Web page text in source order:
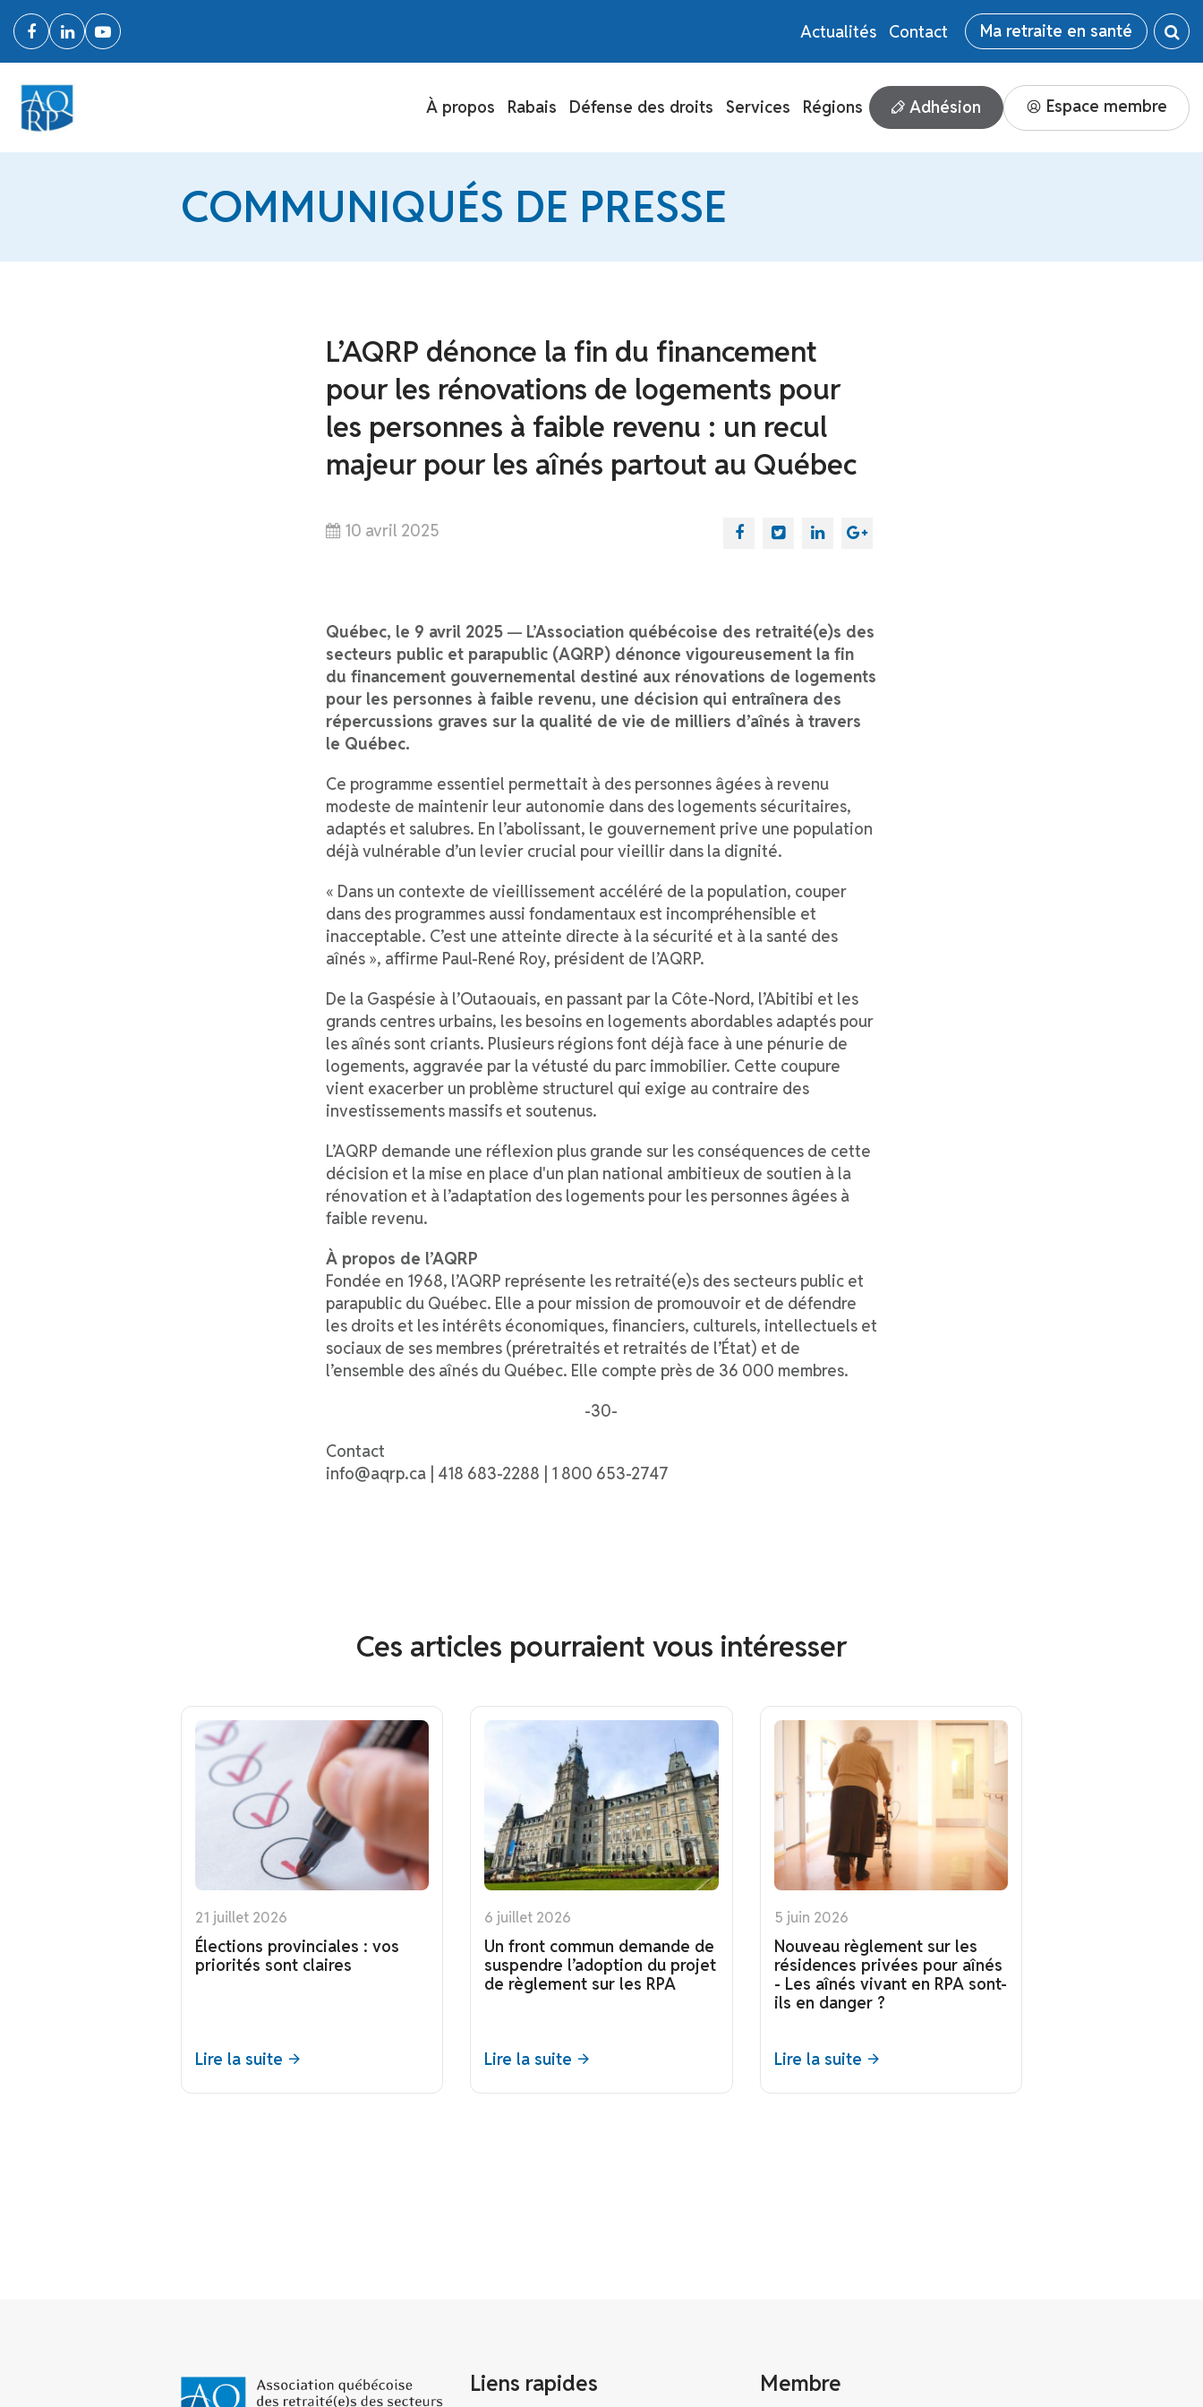
Actualités Contact Ma retraite en santé
À propos Rabais Défense des droits Services Régions Adhésion Espace membre
COMMUNIQUÉS DE PRESSE
L’AQRP dénonce la fin du financement
pour les rénovations de logements pour
les personnes à faible revenu : un recul
majeur pour les aînés partout au Québec
10 avril 2025
Québec, le 9 avril 2025— L’Association québécoise des retraité(e)s des
secteurs public et parapublic (AQRP) dénonce vigoureusement la fin
du financement gouvernemental destiné aux rénovations de logements
pour les personnes à faible revenu, une décision qui entraînera des
répercussions graves sur la qualité de vie de milliers d’aînés à travers
le Québec.
Ce programme essentiel permettait à des personnes âgées à revenu
modeste de maintenir leur autonomie dans des logements sécuritaires,
adaptés et salubres. En l’abolissant, le gouvernement prive une population
déjà vulnérable d’un levier crucial pour vieillir dans la dignité.
« Dans un contexte de vieillissement accéléré de la population, couper
dans des programmes aussi fondamentaux est incompréhensible et
inacceptable. C’est une atteinte directe à la sécurité et à la santé des
aînés », affirme Paul-René Roy, président de l’AQRP.
De la Gaspésie à l’Outaouais, en passant par la Côte-Nord, l’Abitibi et les
grands centres urbains, les besoins en logements abordables adaptés pour
les aînés sont criants. Plusieurs régions font déjà face à une pénurie de
logements, aggravée par la vétusté du parc immobilier. Cette coupure
vient exacerber un problème structurel qui exige au contraire des
investissements massifs et soutenus.
L’AQRP demande une réflexion plus grande sur les conséquences de cette
décision et la mise en place d'un plan national ambitieux de soutien à la
rénovation et à l’adaptation des logements pour les personnes âgées à
faible revenu.
À propos de l’AQRP
Fondée en 1968, l’AQRP représente les retraité(e)s des secteurs public et
parapublic du Québec. Elle a pour mission de promouvoir et de défendre
les droits et les intérêts économiques, financiers, culturels, intellectuels et
sociaux de ses membres (préretraités et retraités de l’État) et de
l’ensemble des aînés du Québec. Elle compte près de 36 000 membres.
-30-
Contact
info@aqrp.ca | 418 683-2288 | 1 800 653-2747
Ces articles pourraient vous intéresser
21 juillet 2026
Élections provinciales : vos
priorités sont claires
Lire la suite
6 juillet 2026
Un front commun demande de
suspendre l’adoption du projet
de règlement sur les RPA
Lire la suite
5 juin 2026
Nouveau règlement sur les
résidences privées pour aînés
- Les aînés vivant en RPA sont-
ils en danger ?
Lire la suite
Liens rapides Membre